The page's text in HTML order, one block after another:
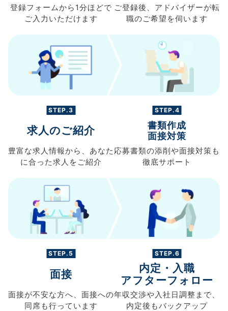
登録フォームから 1分ほどで
ご入力 いただけます
ご登録後、 アドバイザーが転
職のご希望を伺います
STEP.3
求人のご紹介
豊富な求人情報から、 あなた
に合った求人を ご紹介
STEP.4
書類作成
面接対策
応募書類の添削や面接対策も
徹底サポート
STEP.5
面接
面接が不安な方へ、 面接への
同席も行っています
STEP.6
内定・入職
アフターフォロー
年収交渉や入社日調整まで、
内定後もバックアップ